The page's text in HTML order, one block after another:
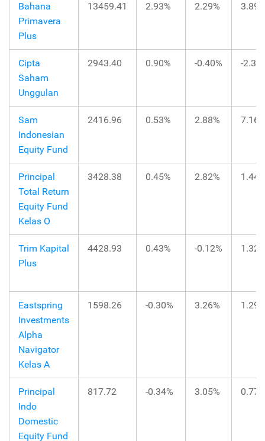
Bahana
Primavera
Plus
13459.41 2.93% 2.29%
Cipta
Saham
Unggulan
2943.40 0.90% -0.40% -
Sam
Indonesian
Equity Fund
2416.96 0.53% 2.88%
Principal
Total Return
Equity Fund
Kelas O
3428.38 0.45% 2.82%
Trim Kapital
Plus
4428.93 0.43% -0.12%
Eastspring
Investments
Alpha
Navigator
Kelas A
1598.26 -0.30% 3.26%
Principal
Indo
Domestic
Equity Fund
817.72 -0.34% 3.05%